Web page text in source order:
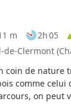
m 2h 05
de-Clermont
de nature
comme
on peut